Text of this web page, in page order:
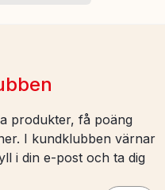
produkter, få poäng
I kundklubben värnar
i din e-post och ta dig